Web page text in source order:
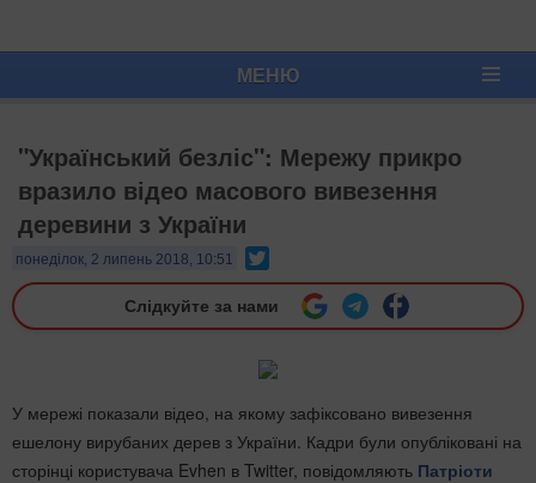
МЕНЮ
"Український безліс": Мережу прикро
вразило відео масового вивезення
деревини з України
понеділок, 2 липень 2018, 10:51
Слідкуйте за нами
У мережі показали відео, на якому зафіксовано вивезення
ешелону вирубаних дерев з України. Кадри були опубліковані на
сторінці користувача Evhen в Twitter, повідомляють Патріоти